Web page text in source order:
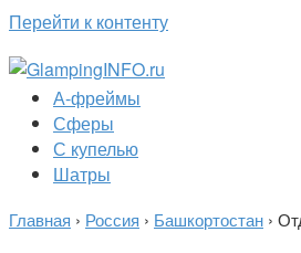
Перейти к контенту
А-фреймы
Сферы
С купелью
Шатры
Главная › Россия › Башкортостан ›